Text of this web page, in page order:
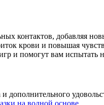
контактов, добавляя
крови и повышая
и помогут вам испытать
дополнительного
на водной основе